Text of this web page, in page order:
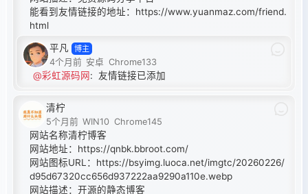
能看到友情链接的地址： https://www.yuanmaz.com/friend.
html
平凡 博主
4个月前 安卓 Chrome133
@彩虹源码网: 友情链接已添加
清柠
5个月前 WIN10 Chrome145
网站名称清柠博客
网站地址： https://qnbk.bbroot.com/
网站图标URL： https://bsyimg.luoca.net/imgtc/20260226/
d95d67320cc656d937222aa9290a110e.webp
网站描述：开源的静态博客